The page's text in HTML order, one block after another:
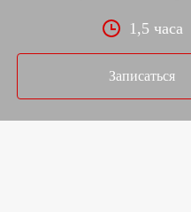
1,5 часа
Записаться